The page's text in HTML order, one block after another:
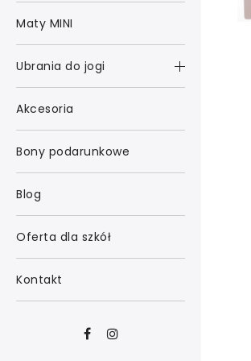
Maty MINI
Ubrania do jogi
Akcesoria
Bony podarunkowe
Blog
Oferta dla szkół
Kontakt